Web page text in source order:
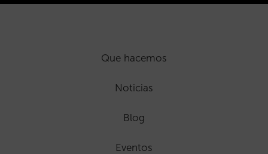
Que hacemos
Noticias
Blog
Eventos